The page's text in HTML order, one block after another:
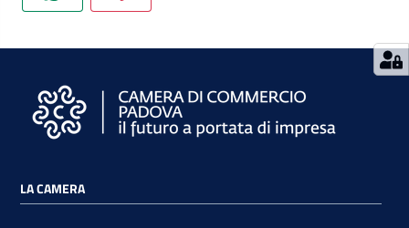
Stampa
Seguici
LA CAMERA